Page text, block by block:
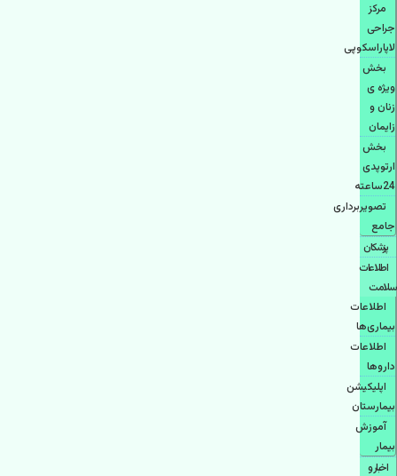
مرکز
جراحی
لاپاراسکوپی
بخش
ویژه ی
زنان و
زایمان
بخش
ارتوپدی
24ساعته
تصویربرداری
جامع
پزشكان
اطلاعات
سلامت
اطلاعات
بیماری‌ها
اطلاعات
دارو‌ها
اپليكيشن
بيمارستان
آموزش
بیمار
اخبار و